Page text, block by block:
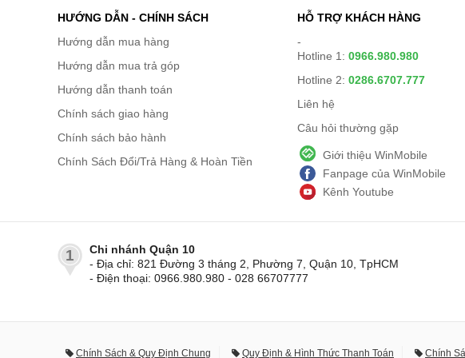
HƯỚNG DẪN - CHÍNH SÁCH
Hướng dẫn mua hàng
Hướng dẫn mua trả góp
Hướng dẫn thanh toán
Chính sách giao hàng
Chính sách bảo hành
Chính Sách Đổi/Trả Hàng & Hoàn Tiền
HỖ TRỢ KHÁCH HÀNG
-
Hotline 1: 0966.980.980
Hotline 2: 0286.6707.777
Liên hệ
Câu hỏi thường gặp
Giới thiệu WinMobile
Fanpage của WinMobile
Kênh Youtube
1
Chi nhánh Quận 10
- Địa chỉ: 821 Đường 3 tháng 2, Phường 7, Quận 10, TpHCM
- Điện thoại: 0966.980.980 - 028 66707777
Chính Sách & Quy Định Chung Quy Định & Hình Thức Thanh Toán Chính